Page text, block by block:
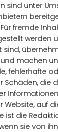
sind unter
fremde
werden
sind,
machen
fehlerhafte
Schäden, die
Website, auf
ist die
sie von